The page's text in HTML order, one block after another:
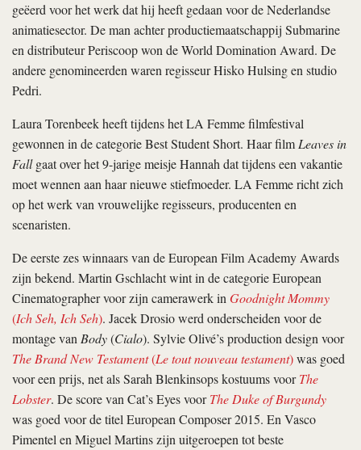
geëerd voor het werk dat hij heeft gedaan voor de Nederlandse
animatiesector. De man achter productiemaatschappij Submarine
en distributeur Periscoop won de World Domination Award. De
andere genomineerden waren regisseur Hisko Hulsing en studio
Pedri.
Laura Torenbeek heeft tijdens het LA Femme filmfestival
gewonnen in de categorie Best Student Short. Haar filmLeaves in
Fallgaat over het 9-jarige meisje Hannah dat tijdens een vakantie
moet wennen aan haar nieuwe stiefmoeder. LA Femme richt zich
op het werk van vrouwelijke regisseurs, producenten en
scenaristen.
De eerste zes winnaars van de European Film Academy Awards
zijn bekend. Martin Gschlacht wint in de categorie European
Cinematographer voor zijn camerawerk inGoodnight Mommy
(Ich Seh, Ich Seh). Jacek Drosio werd onderscheiden voor de
montage vanBody(Cialo). Sylvie Olivé’s production design voor
The Brand New Testament(Le tout nouveau testament)was goed
voor een prijs, net als Sarah Blenkinsops kostuums voorThe
Lobster. De score van Cat’s Eyes voorThe Duke of Burgundy
was goed voor de titel European Composer 2015. En Vasco
Pimentel en Miguel Martins zijn uitgeroepen tot beste